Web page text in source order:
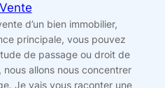
Vente
d’un bien immobilier,
principale, vous pouvez
de passage ou droit de
allons nous concentrer
Je vais vous raconter une